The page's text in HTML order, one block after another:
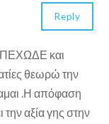
και
θεωρώ την
.Η απόφαση
την αξία γης στην
Reply